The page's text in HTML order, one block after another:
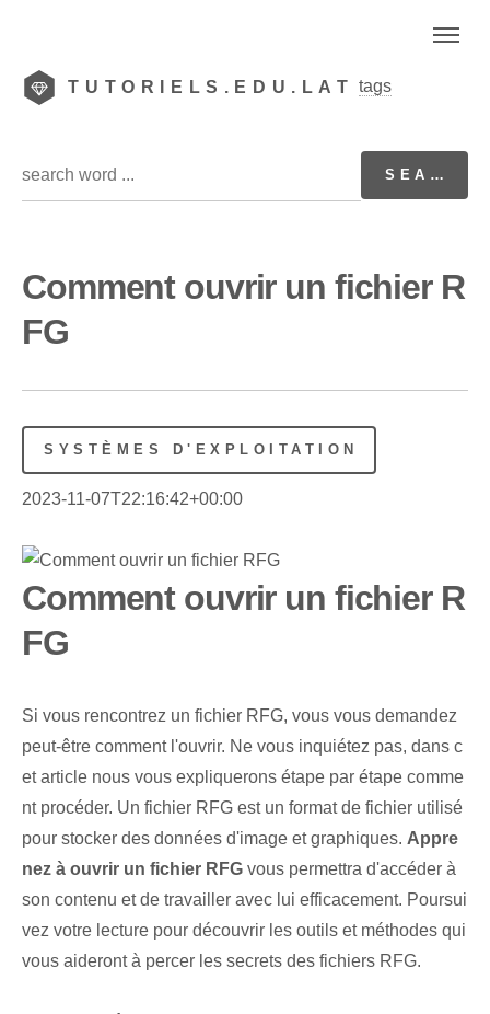
TUTORIELS.EDU.LAT tags
Comment ouvrir un fichier R
FG
SYSTÈMES D'EXPLOITATION
2023-11-07T22:16:42+00:00
Comment ouvrir un fichier R
FG
Si vous rencontrez un fichier ⁤RFG, vous vous demandez
peut-être comment l'ouvrir. Ne vous inquiétez pas, dans c
et article nous vous expliquerons étape par étape comme
nt procéder. Un fichier RFG est un ⁤format de fichier utilisé
pour stocker des ‍données d'image et graphiques.⁤ Appre
nez à ouvrir un fichier RFG vous permettra d'accéder à
son contenu et de ⁤travailler​ avec lui efficacement.‌ Poursui
vez votre lecture pour découvrir les outils et ⁢méthodes qui
⁢vous aideront à ‌percer les secrets des ⁤fichiers RFG.